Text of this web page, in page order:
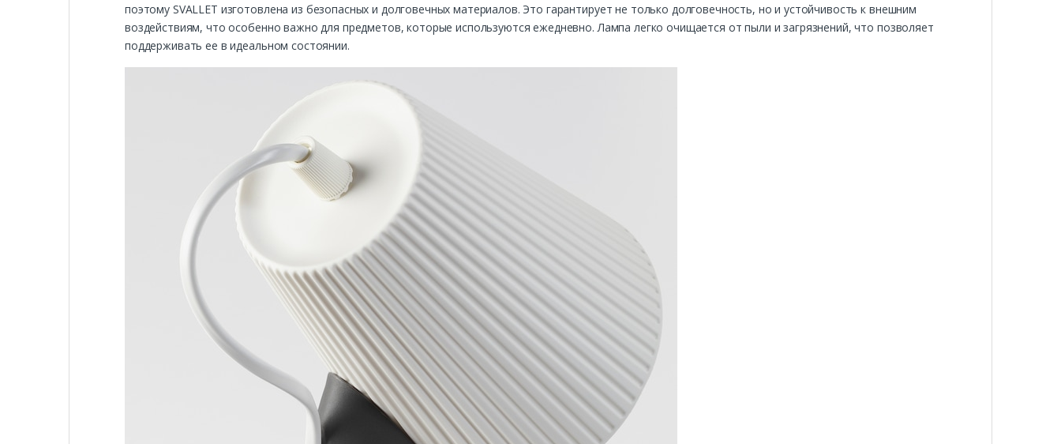
поэтому SVALLET изготовлена из безопасных и долговечных материалов. Это гарантирует не только долговечность, но и устойчивость к внешним
воздействиям, что особенно важно для предметов, которые используются ежедневно. Лампа легко очищается от пыли и загрязнений, что позволяет
поддерживать ее в идеальном состоянии.